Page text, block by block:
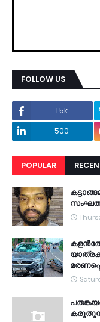
FOLLOW US
1.5k
500
POPULAR